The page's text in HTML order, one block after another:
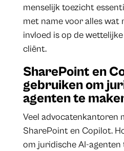
menselijk toezicht
met name voor alles wat
invloed is op de
cliënt.
SharePoint en
gebruiken om
agenten te
Veel advocatenkantoren
SharePoint en Copilot.
om juridische AI-